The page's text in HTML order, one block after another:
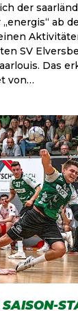
der
ab
SV
Das
von…
SAISON-